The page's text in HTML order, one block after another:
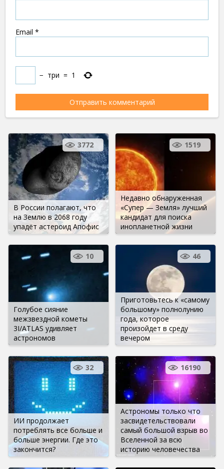
Email *
− три = 1
В России полагают, что
на Землю в 2068 году
упадёт астероид Апофис
3772
Недавно обнаруженная
«Супер — Земля» лучший
кандидат для поиска
инопланетной жизни
1519
Голубое сияние
межзвездной кометы
3I/ATLAS удивляет
астрономов
10
Приготовьтесь к «самому
большому» полнолунию
года, которое
произойдет в среду
вечером
46
ИИ продолжает
потреблять все больше и
больше энергии. Где это
закончится?
32
Астрономы только что
засвидетельствовали
самый большой взрыв во
Вселенной за всю
историю человечества
16190